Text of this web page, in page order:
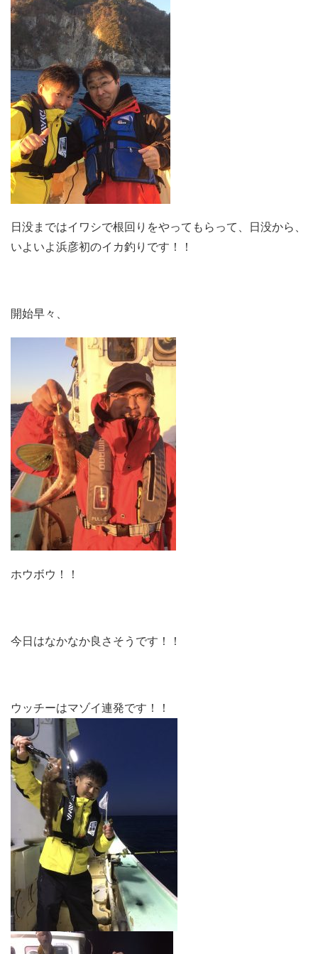
日没まではイワシで根回りをやってもらって、日没から、
いよいよ浜彦初のイカ釣りです！！
開始早々、
ホウボウ！！
今日はなかなか良さそうです！！
ウッチーはマゾイ連発です！！